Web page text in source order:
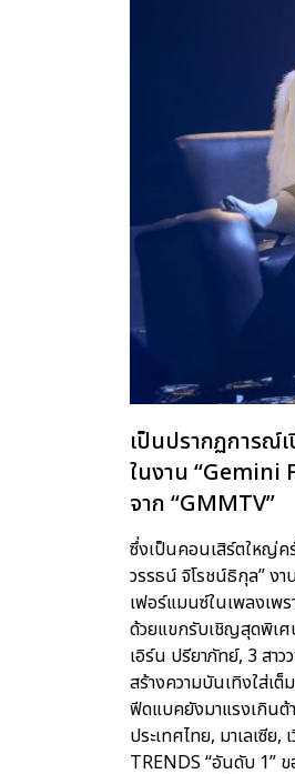
เป็นปรากฏการณ์
ในงาน “Gemini
จาก “GMMTV”
ซึ่งเป็นคอนเสิร์ตใหญ่ค
วรรธน์ จิโรชน์ธิกุล” ง
เฟอร์แมนซ์ในเพลงเพ
ด้วยแขกรับเชิญสุดพิเ
เอิร์น ปรียาภัทย์, 3 สา
สร้างความบันเทิงใส่เ
ฟีดแบคยังมาแรงเกิน
ประเทศไทย, มาเลเซี
TRENDS “อันดับ 1”